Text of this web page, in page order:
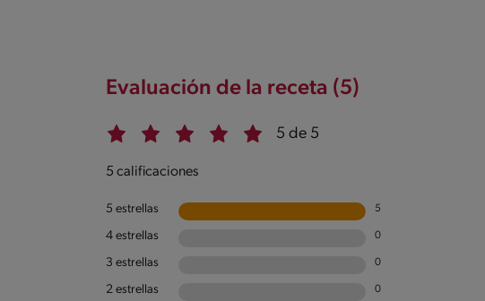
Evaluación de la receta (5)
5 de 5
5 calificaciones
5 estrellas 5
4 estrellas 0
3 estrellas 0
2 estrellas 0